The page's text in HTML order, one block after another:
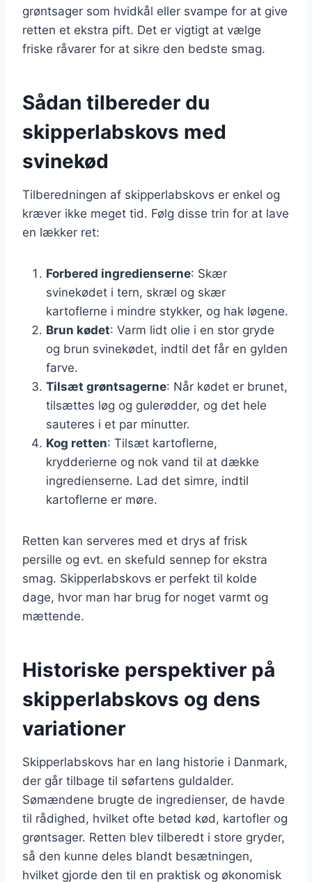
grøntsager som hvidkål eller svampe for at give
retten et ekstra pift. Det er vigtigt at vælge
friske råvarer for at sikre den bedste smag.
Sådan tilbereder du
skipperlabskovs med
svinekød
Tilberedningen af skipperlabskovs er enkel og
kræver ikke meget tid. Følg disse trin for at lave
en lækker ret:
Forbered ingredienserne: Skær
svinekødet i tern, skræl og skær
kartoflerne i mindre stykker, og hak løgene.
Brun kødet: Varm lidt olie i en stor gryde
og brun svinekødet, indtil det får en gylden
farve.
Tilsæt grøntsagerne: Når kødet er brunet,
tilsættes løg og gulerødder, og det hele
sauteres i et par minutter.
Kog retten: Tilsæt kartoflerne,
krydderierne og nok vand til at dække
ingredienserne. Lad det simre, indtil
kartoflerne er møre.
Retten kan serveres med et drys af frisk
persille og evt. en skefuld sennep for ekstra
smag. Skipperlabskovs er perfekt til kolde
dage, hvor man har brug for noget varmt og
mættende.
Historiske perspektiver på
skipperlabskovs og dens
variationer
Skipperlabskovs har en lang historie i Danmark,
der går tilbage til søfartens guldalder.
Sømændene brugte de ingredienser, de havde
til rådighed, hvilket ofte betød kød, kartofler og
grøntsager. Retten blev tilberedt i store gryder,
så den kunne deles blandt besætningen,
hvilket gjorde den til en praktisk og økonomisk